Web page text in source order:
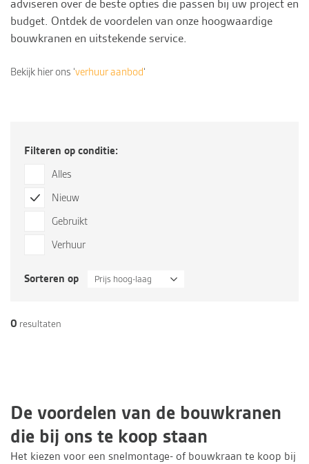
adviseren over de beste opties die passen bij uw project en
budget. Ontdek de voordelen van onze hoogwaardige
bouwkranen en uitstekendeservice.
Bekijk hier ons ‘verhuur aanbod‘
Filteren op conditie:
Alles
Nieuw
Gebruikt
Verhuur
Sorteren op Prijs hoog-laag
0 resultaten
De voordelen van de bouwkranen
die bij ons te koop staan
Het kiezen voor een snelmontage- of bouwkraan te koop bij